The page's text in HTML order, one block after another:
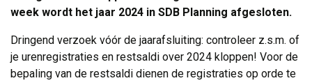
week wordt het jaar 2024 in SDB Planning afgesloten.
Dringend verzoek vóór de jaarafsluiting: controleer z.s.m. of
je urenregistraties en restsaldi over 2024 kloppen! Voor de
bepaling van de restsaldi dienen de registraties op orde te